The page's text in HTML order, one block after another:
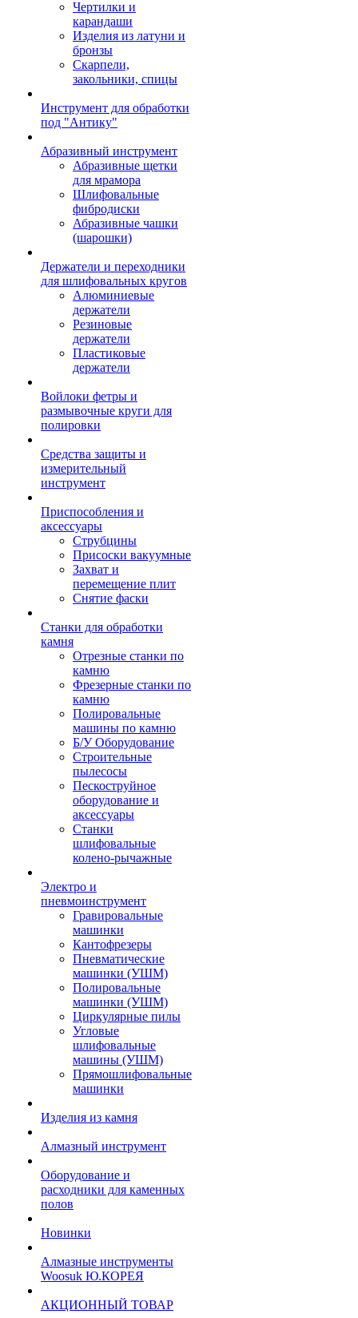
Чертилки и
карандаши
Изделия из латуни и
бронзы
Скарпели,
закольники, спицы
Инструмент для обработки
под "Антику"
Абразивный инструмент
Абразивные щетки
для мрамора
Шлифовальные
фибродиски
Абразивные чашки
(шарошки)
Держатели и переходники
для шлифовальных кругов
Алюминиевые
держатели
Резиновые
держатели
Пластиковые
держатели
Войлоки фетры и
размывочные круги для
полировки
Средства защиты и
измерительный
инструмент
Приспособления и
аксессуары
Струбцины
Присоски вакуумные
Захват и
перемещение плит
Снятие фаски
Станки для обработки
камня
Отрезные станки по
камню
Фрезерные станки по
камню
Полировальные
машины по камню
Б/У Оборудование
Строительные
пылесосы
Пескоструйное
оборудование и
аксессуары
Станки
шлифовальные
колено-рычажные
Электро и
пневмоинструмент
Гравировальные
машинки
Кантофрезеры
Пневматические
машинки (УШМ)
Полировальные
машинки (УШМ)
Циркулярные пилы
Угловые
шлифовальные
машины (УШМ)
Прямошлифовальные
машинки
Изделия из камня
Алмазный инструмент
Оборудование и
расходники для каменных
полов
Новинки
Алмазные инструменты
Woosuk Ю.КОРЕЯ
АКЦИОННЫЙ ТОВАР